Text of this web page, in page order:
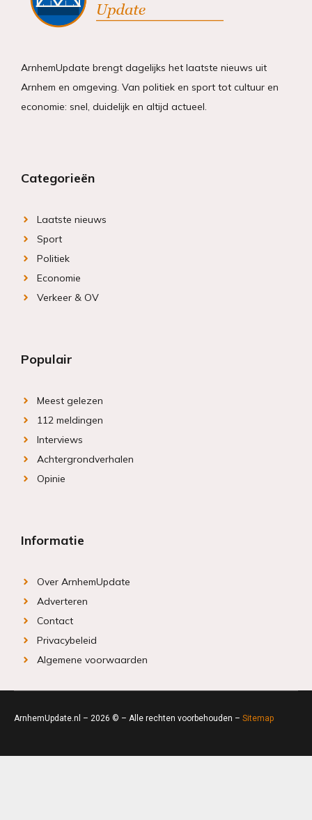
ArnhemUpdate brengt dagelijks het laatste nieuws uit
Arnhem en omgeving. Van politiek en sport tot cultuur en
economie: snel, duidelijk en altijd actueel.
Categorieën
Laatste nieuws
Sport
Politiek
Economie
Verkeer & OV
Populair
Meest gelezen
112 meldingen
Interviews
Achtergrondverhalen
Opinie
Informatie
Over ArnhemUpdate
Adverteren
Contact
Privacybeleid
Algemene voorwaarden
ArnhemUpdate.nl – 2026 © – Alle rechten voorbehouden – Sitemap